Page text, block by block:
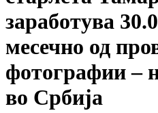
заработува
месечно од
фотографии –
во Србија